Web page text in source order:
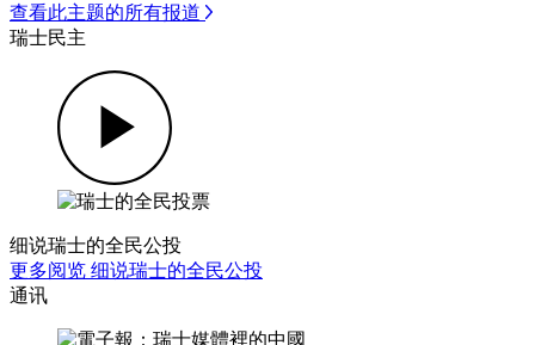
查看此主题的所有报道
瑞士民主
细说瑞士的全民公投
更多阅览 细说瑞士的全民公投
通讯